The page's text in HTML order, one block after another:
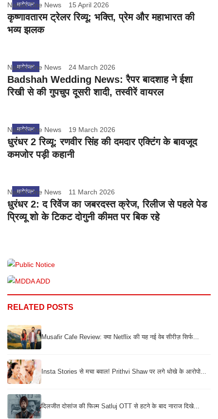
मनोरंजन
Nation One News 15 April 2026
कृष्णावतारम ट्रेलर रिव्यू: भक्ति, प्रेम और महाभारत की
भव्य झलक
मनोरंजन
Nation One News 24 March 2026
Badshah Wedding News: रैपर बादशाह ने ईशा
रिखी से की गुपचुप दूसरी शादी, तस्वीरें वायरल
मनोरंजन
Nation One News 19 March 2026
धुरंधर 2 रिव्यू: रणवीर सिंह की दमदार एक्टिंग के बावजूद
कमजोर पड़ी कहानी
मनोरंजन
Nation One News 11 March 2026
धुरंधर 2: द रिवेंज का जबरदस्त क्रेज, रिलीज से पहले पेड
प्रिव्यू शो के टिकट दोगुनी कीमत पर बिक रहे
RELATED POSTS
Musafir Cafe Review: क्या Netflix की यह नई वेब सीरीज़ सिर्फ...
Insta Stories से मचा बवाल! Prithvi Shaw पर लगे धोखे के आरोपो...
दिलजीत दोसांज की फिल्म Satluj OTT से हटने के बाद नाराज दिखे...